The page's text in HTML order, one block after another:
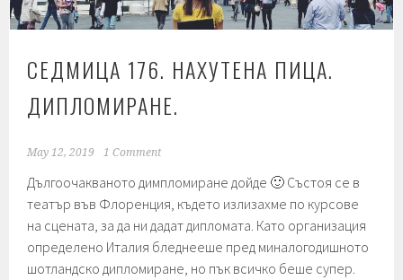
СЕДМИЦА 176. НАХУТЕНА ПИЦА.
ДИПЛОМИРАНЕ.
May 12, 2019 1 Comment
Дългоочакваното димпломиране дойде 🙂 Състоя се в
театър във Флоренция, където излизахме по курсове
на сцената, за да ни дадат дипломата. Като организация
определено Италия бледнееше пред миналогодишното
шотландско дипломиране, но пък всичко беше супер.